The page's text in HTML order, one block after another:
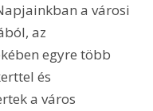
a városi
az
egyre több
és
a város